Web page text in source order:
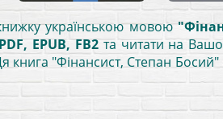
українською мовою
EPUB, FB2та читати на
книга "Фінансист, Степан